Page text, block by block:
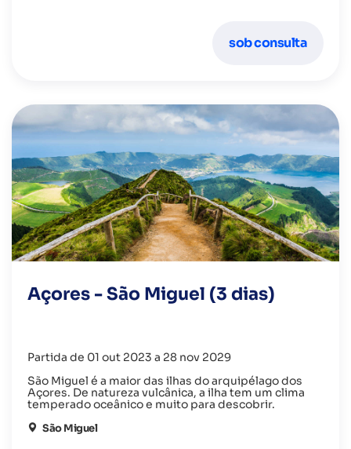
sob consulta
Açores - São Miguel (3 dias)
Partida de 01 out 2023 a 28 nov 2029
São Miguel é a maior das ilhas do arquipélago dos
Açores. De natureza vulcânica, a ilha tem um clima
temperado oceânico e muito para descobrir.
São Miguel